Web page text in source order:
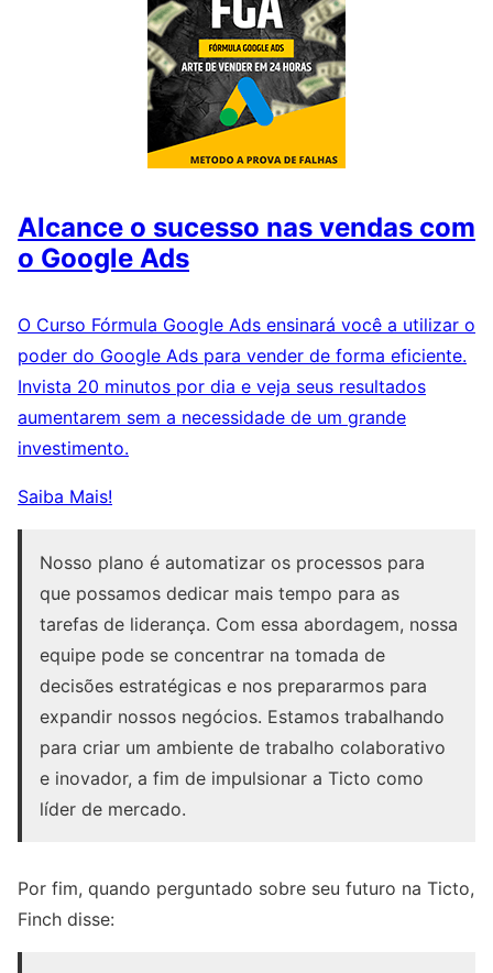
Alcance o sucesso nas vendas com
o Google Ads
O Curso Fórmula Google Ads ensinará você a utilizar o
poder do Google Ads para vender de forma eficiente.
Invista 20 minutos por dia e veja seus resultados
aumentarem sem a necessidade de um grande
investimento.
Saiba Mais!
Nosso plano é automatizar os processos para
que possamos dedicar mais tempo para as
tarefas de liderança. Com essa abordagem, nossa
equipe pode se concentrar na tomada de
decisões estratégicas e nos prepararmos para
expandir nossos negócios. Estamos trabalhando
para criar um ambiente de trabalho colaborativo
e inovador, a fim de impulsionar a Ticto como
líder de mercado.
Por fim, quando perguntado sobre seu futuro na Ticto,
Finch disse: